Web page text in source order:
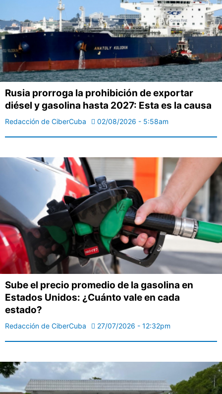
Rusia prorroga la prohibición de exportar
diésel y gasolina hasta 2027: Esta es la causa
Redacción de CiberCuba 02/08/2026 - 5:58am
Sube el precio promedio de la gasolina en
Estados Unidos: ¿Cuánto vale en cada
estado?
Redacción de CiberCuba 27/07/2026 - 12:32pm